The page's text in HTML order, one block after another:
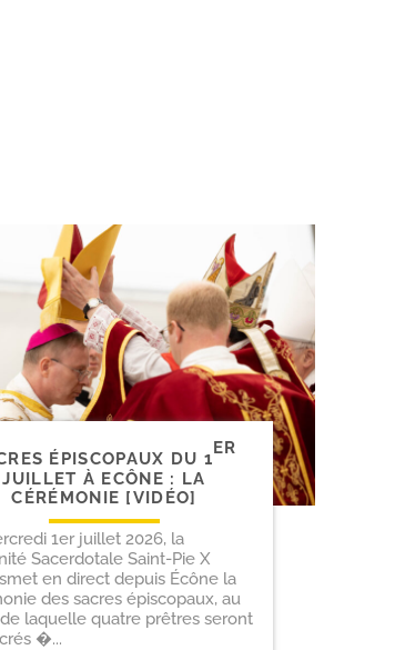
ÉPISCOPAUX DU 1
ER
JUILLET À ECÔNE : LA
CÉRÉMONIE [VIDÉO]
1er juillet 2026, la
Sacerdotale Saint-Pie X
en direct depuis Écône la
des sacres épiscopaux, au
laquelle quatre prêtres seront
�...